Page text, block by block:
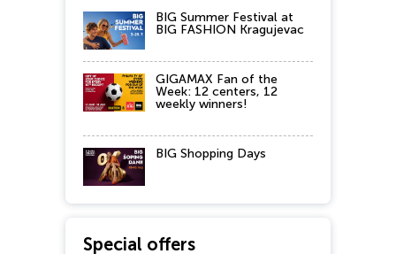
BIG Summer Festival at
BIG FASHION Kragujevac
GIGAMAX Fan of the
Week: 12 centers, 12
weekly winners!
BIG Shopping Days
Special offers